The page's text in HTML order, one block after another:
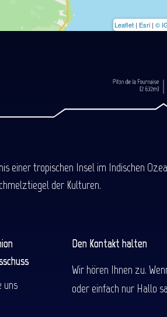
Leaflet | Esri | ©
tropischen Insel im Indischen
der Kulturen.
uns
Den Kontakt halten
Wir hören Ihnen zu.
oder einfach nur Hallo